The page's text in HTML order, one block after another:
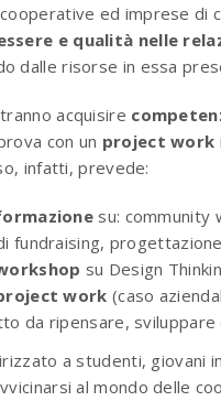
ed imprese di
e qualità nelle
dalle risorse in essa
acquisire
con un project work
infatti, prevede:
su: community
fundraising,
su Design
work (caso
da ripensare, sviluppare
a studenti, giovani
al mondo delle